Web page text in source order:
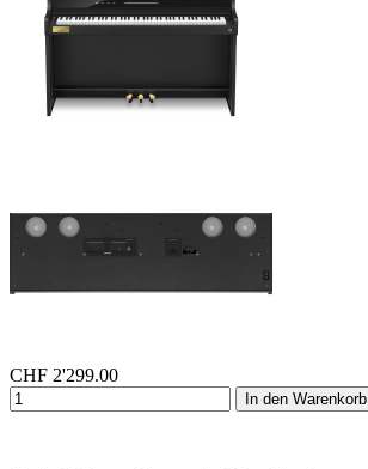
CHF 2'299.00
In den Warenkorb